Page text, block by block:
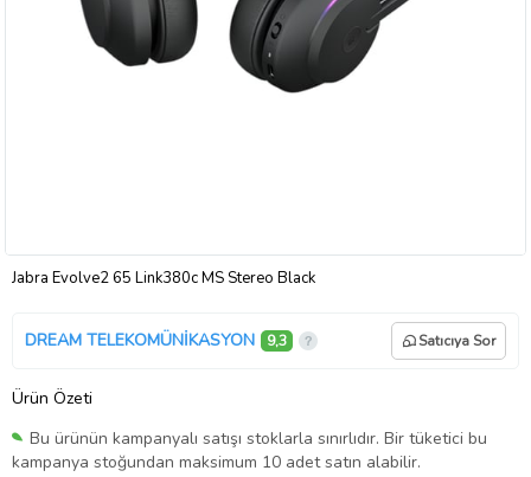
Jabra Evolve2 65 Link380c MS Stereo Black
DREAM TELEKOMÜNİKASYON 9,3 Satıcıya Sor
Ürün Özeti
Bu ürünün kampanyalı satışı stoklarla sınırlıdır. Bir tüketici bu
kampanya stoğundan maksimum 10 adet satın alabilir.